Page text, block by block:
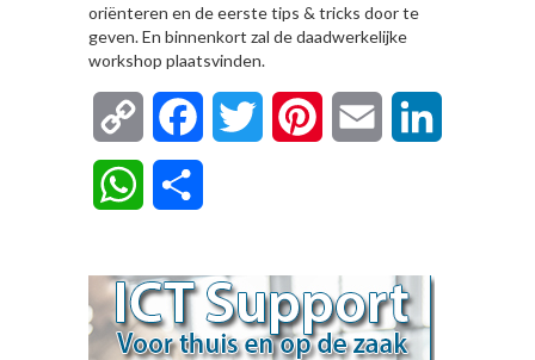
oriënteren en de eerste tips & tricks door te
geven. En binnenkort zal de daadwerkelijke
workshop plaatsvinden.
Copy
Link
FacebookTwitter Pinterest Email
WhatsApp